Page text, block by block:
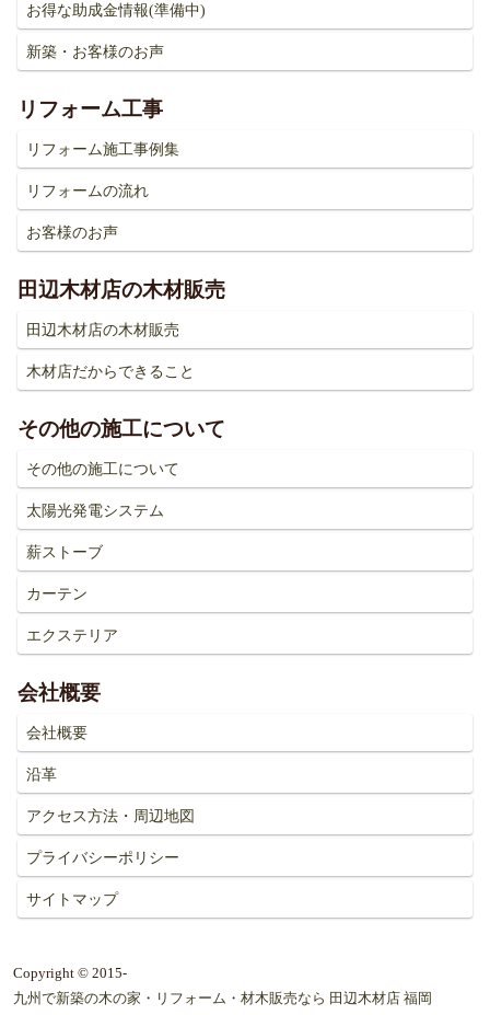
お得な助成金情報(準備中)
新築・お客様のお声
リフォーム工事
リフォーム施工事例集
リフォームの流れ
お客様のお声
田辺木材店の木材販売
田辺木材店の木材販売
木材店だからできること
その他の施工について
その他の施工について
太陽光発電システム
薪ストーブ
カーテン
エクステリア
会社概要
会社概要
沿革
アクセス方法・周辺地図
プライバシーポリシー
サイトマップ
Copyright © 2015-
九州で新築の木の家・リフォーム・材木販売なら 田辺木材店 福岡